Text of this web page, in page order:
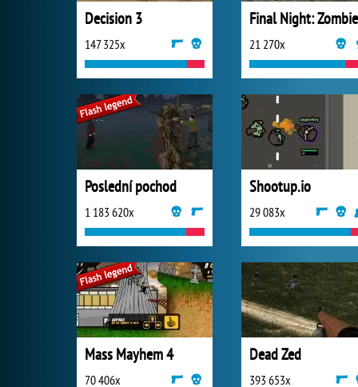
Decision 3
147 325x 21 270x
Poslední pochod
1 183 620x
Shootup.io
29 083x
Mass Mayhem 4
70 406x
Dead Zed
393 653x